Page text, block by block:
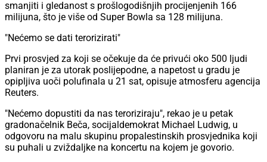
smanjiti i gledanost s prošlogodišnjih procijenjenih 166
milijuna, što je više od Super Bowla sa 128 milijuna.
"Nećemo se dati terorizirati"
Prvi prosvjed za koji se očekuje da će privući oko 500 ljudi
planiran je za utorak poslijepodne, a napetost u gradu je
opipljiva uoči polufinala u 21 sat, opisuje atmosferu agencija
Reuters.
"Nećemo dopustiti da nas teroriziraju", rekao je u petak
gradonačelnik Beča, socijaldemokrat Michael Ludwig, u
odgovoru na malu skupinu propalestinskih prosvjednika koji
su puhali u zviždaljke na koncertu na kojem je govorio.